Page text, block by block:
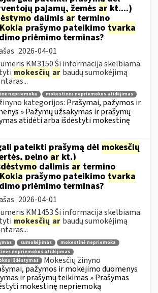
pajamų, žemės ar kt....)
dalimis ar termino
Kokiaprašymo pateikimo tvarka
priėmimo terminas?
2026-04-01
KM3150 Ši informacija skelbiama:
mokesčių ar baudų sumokėjimą
nepriemoka
mokestinės nepriemokos atidėjimas
kategorijos: Prašymai, pažymos ir
» Pažymų užsakymas ir prašymų
atidėti arba išdėstyti mokestinę
pateikti prašymą dėl mokesčių
pelno ar kt.)
dalimis ar termino
Kokiaprašymo pateikimo tvarka
priėmimo terminas?
2026-04-01
KM1453 Ši informacija skelbiama:
mokesčių ar baudų sumokėjimą
sumokėjimas
mokestinė nepriemoka
nepriemokos atidėjimas
išdėstymas
Mokesčių žinyno
pažymos ir mokėjimo duomenys
ir prašymų teikimas » Prašymas
mokestinę nepriemoką